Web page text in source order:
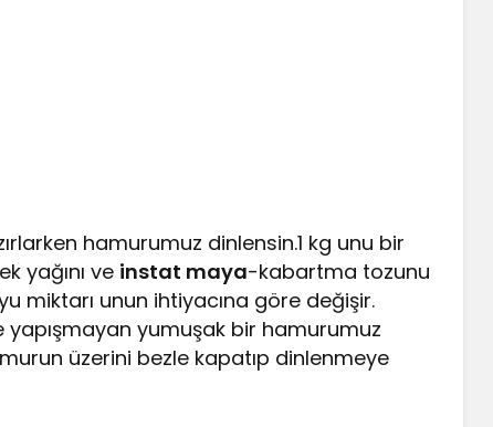
hamurumuz dinlensin.1 kg unu bir
yağını ve instat maya-kabartma tozunu
miktarı unun ihtiyacına göre değişir.
yumuşak bir hamurumuz
üzerini bezle kapatıp dinlenmeye